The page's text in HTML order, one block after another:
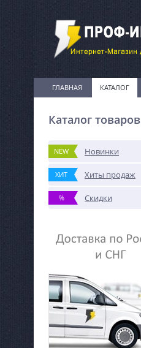
ГЛАВНАЯ КАТАЛОГ
Каталог товаров
NEW Новинки
ХИТ Хиты продаж
% Скидки